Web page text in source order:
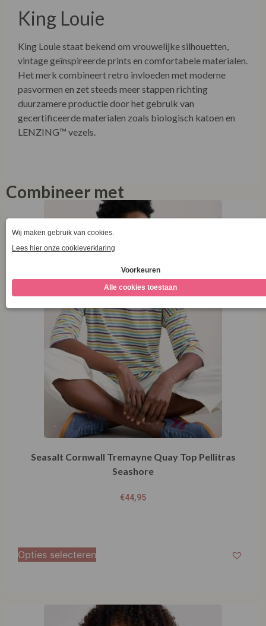
King Louie
King Louie staat bekend om vrouwelijke silhouetten,
vintage geïnspireerde prints en comfortabele materialen.
Het merk combineert retro invloeden met moderne
pasvormen en zet steeds meer stappen richting
duurzamere productie door het gebruik van
gecertificeerde materialen zoals biologisch katoen en
LENZING™ vezels.
Combineer met
Seasalt Cornwall Tremayne Quay Top Pellitras
Seashore
€44,95
Opties selecteren